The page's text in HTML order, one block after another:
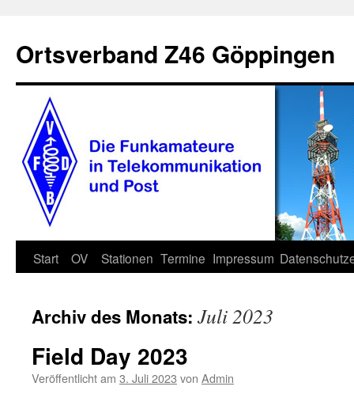
springen
Ortsverband Z46 Göppingen
Start OV Stationen Termine Impressum
Archiv des Monats: Juli 2023
Field Day 2023
Veröffentlicht am 3. Juli 2023 von Admin